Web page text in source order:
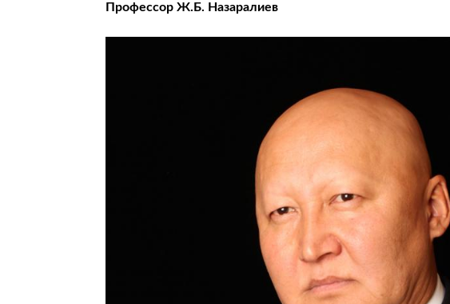
Профессор Ж.Б. Назаралиев